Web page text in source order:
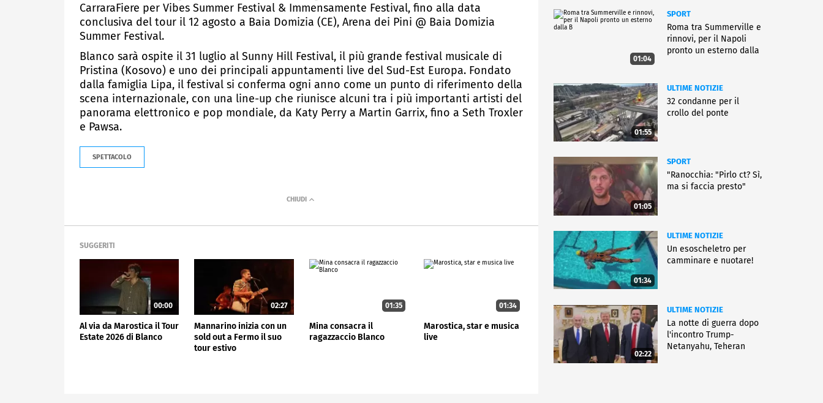
CarraraFiere per Vibes Summer Festival & Immensamente Festival, fino alla data
conclusiva del tour il 12 agosto a Baia Domizia (CE), Arena dei Pini @ Baia Domizia
Summer Festival.
Blanco sarà ospite il 31 luglio al Sunny Hill Festival, il più grande festival musicale di
Pristina (Kosovo) e uno dei principali appuntamenti live del Sud-Est Europa. Fondato
dalla famiglia Lipa, il festival si conferma ogni anno come un punto di riferimento della
scena internazionale, con una line-up che riunisce alcuni tra i più importanti artisti del
panorama elettronico e pop mondiale, da Katy Perry a Martin Garrix, fino a Seth Troxler
e Pawsa.
SPETTACOLO
SUGGERITI
00:00
Al via da Marostica il Tour
Estate 2026 di Blanco
02:27
Mannarino inizia con un
sold out a Fermo il suo
tour estivo
01:35
Mina consacra il
ragazzaccio Blanco
01:34
Marostica, star e musica
live
01:04
SPORT
Roma tra Summerville e
rinnovi, per il Napoli
pronto un esterno dalla
01:55
ULTIME NOTIZIE
32 condanne per il
crollo del ponte
01:05
SPORT
"Ranocchia: "Pirlo ct? Sì,
ma si faccia presto"
01:34
ULTIME NOTIZIE
Un esoscheletro per
camminare e nuotare!
02:22
ULTIME NOTIZIE
La notte di guerra dopo
l'incontro Trump-
Netanyahu, Teheran